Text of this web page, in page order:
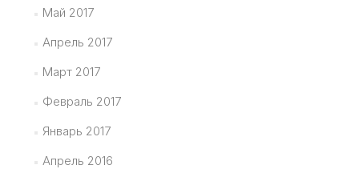
Май 2017
Апрель 2017
Март 2017
Февраль 2017
Январь 2017
Апрель 2016